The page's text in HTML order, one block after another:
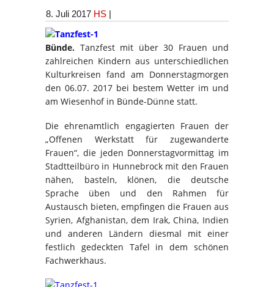
8. Juli 2017 HS |
Bünde. Tanzfest mit über 30 Frauen und
zahlreichen Kindern aus unterschiedlichen
Kulturkreisen fand am Donnerstagmorgen
den 06.07. 2017 bei bestem Wetter im und
am Wiesenhof in Bünde-Dünne statt.
Die ehrenamtlich engagierten Frauen der
„Offenen Werkstatt für zugewanderte
Frauen“, die jeden Donnerstagvormittag im
Stadtteilbüro in Hunnebrock mit den Frauen
nähen, basteln, klönen, die deutsche
Sprache üben und den Rahmen für
Austausch bieten, empfingen die Frauen aus
Syrien, Afghanistan, dem Irak, China, Indien
und anderen Ländern diesmal mit einer
festlich gedeckten Tafel in dem schönen
Fachwerkhaus.